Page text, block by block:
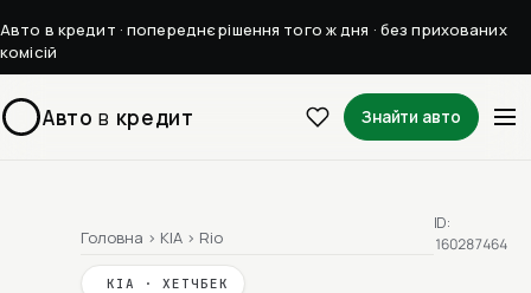
Авто в кредит · попереднє рішення того ж дня · без прихованих
комісій
Авто в кредит Знайти авто
Головна › KIA › Rio
KIA · ХЕТЧБЕК
ID:
160287464